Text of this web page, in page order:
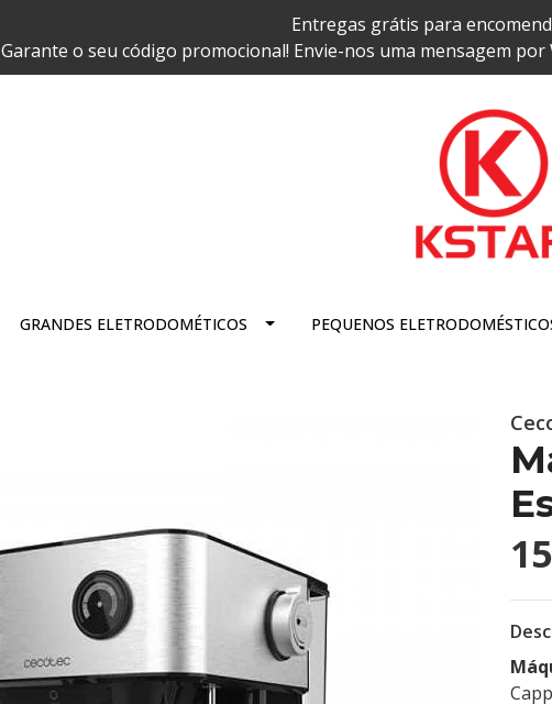
Entregas grátis para
Garante o seu código promocional! Envie-nos uma mensagem por
GRANDES ELETRODOMÉTICOS PEQUENOS